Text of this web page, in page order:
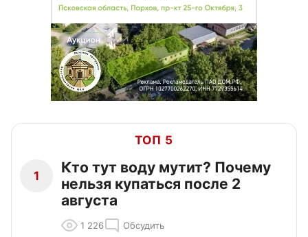
ТОП 5
1
Кто тут воду мутит? Почему
нельзя купаться после 2
августа
1 226 Обсудить